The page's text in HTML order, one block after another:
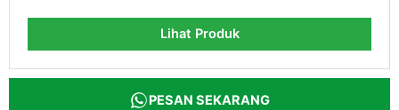
Lihat Produk
PESAN SEKARANG